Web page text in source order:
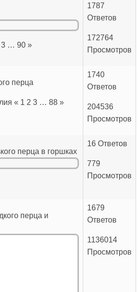
3 … 90 »
1787
Ответов
172764
Просмотров
перца
« 1 2 3 … 88 »
1740
Ответов
204536
Просмотров
перца в горшках
16 Ответов
779
Просмотров
перца и
1679
Ответов
1136014
Просмотров